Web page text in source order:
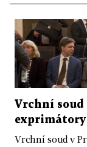
Vrchní soud
exprimátory
Vrchní soud v